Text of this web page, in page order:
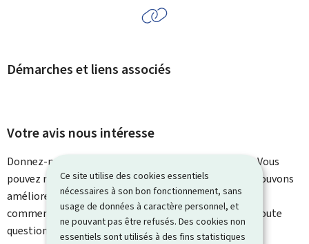
Ce site utilise des cookies essentiels
nécessaires à son bon fonctionnement, sans
usage de données à caractère personnel, et
ne pouvant pas être refusés. Des cookies non
essentiels sont utilisés à des fins statistiques
Démarches et liens associés
Votre avis nous intéresse
Donnez-nous votre avis sur le contenu de cette page. Vous
pouvez nous laisser un commentaire sur ce que nous pouvons
améliorer. Vous ne recevrez pas de réponse à votre
commentaire. Utilisez le formulaire de contact pour toute
question particulière.